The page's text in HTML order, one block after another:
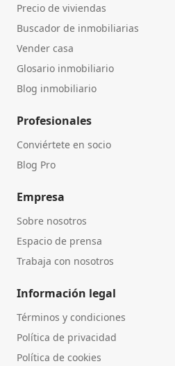
Precio de viviendas
Buscador de inmobiliarias
Vender casa
Glosario inmobiliario
Blog inmobiliario
Profesionales
Conviértete en socio
Blog Pro
Empresa
Sobre nosotros
Espacio de prensa
Trabaja con nosotros
Información legal
Términos y condiciones
Política de privacidad
Política de cookies